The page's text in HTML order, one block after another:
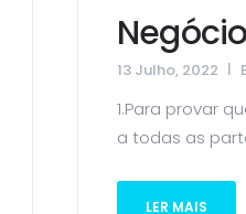
13 Julho, 2022
1.Para provar
a todas as
LER MAIS